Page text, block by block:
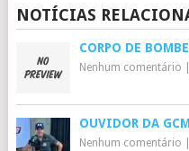
NOTÍCIAS
CORPO DE
Nenhum comentário
OUVIDOR DA
Nenhum comentário